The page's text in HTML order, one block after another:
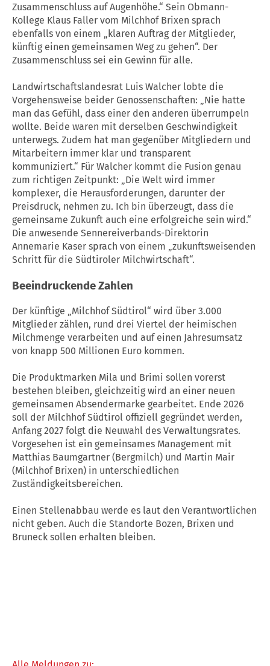
Zusammenschluss auf Augenhöhe.“ Sein Obmann-
Kollege Klaus Faller vom Milchhof Brixen sprach
ebenfalls von einem „klaren Auftrag der Mitglieder,
künftig einen gemeinsamen Weg zu gehen“. Der
Zusammenschluss sei ein Gewinn für alle.
Landwirtschaftslandesrat Luis Walcher lobte die
Vorgehensweise beider Genossenschaften: „Nie hatte
man das Gefühl, dass einer den anderen überrumpeln
wollte. Beide waren mit derselben Geschwindigkeit
unterwegs. Zudem hat man gegenüber Mitgliedern und
Mitarbeitern immer klar und transparent
kommuniziert.“ Für Walcher kommt die Fusion genau
zum richtigen Zeitpunkt: „Die Welt wird immer
komplexer, die Herausforderungen, darunter der
Preisdruck, nehmen zu. Ich bin überzeugt, dass die
gemeinsame Zukunft auch eine erfolgreiche sein wird.“
Die anwesende Sennereiverbands-Direktorin
Annemarie Kaser sprach von einem „zukunftsweisenden
Schritt für die Südtiroler Milchwirtschaft“.
Beeindruckende Zahlen
Der künftige „Milchhof Südtirol“ wird über 3.000
Mitglieder zählen, rund drei Viertel der heimischen
Milchmenge verarbeiten und auf einen Jahresumsatz
von knapp 500 Millionen Euro kommen.
Die Produktmarken Mila und Brimi sollen vorerst
bestehen bleiben, gleichzeitig wird an einer neuen
gemeinsamen Absendermarke gearbeitet. Ende 2026
soll der Milchhof Südtirol offiziell gegründet werden,
Anfang 2027 folgt die Neuwahl des Verwaltungsrates.
Vorgesehen ist ein gemeinsames Management mit
Matthias Baumgartner (Bergmilch) und Martin Mair
(Milchhof Brixen) in unterschiedlichen
Zuständigkeitsbereichen.
Einen Stellenabbau werde es laut den Verantwortlichen
nicht geben. Auch die Standorte Bozen, Brixen und
Bruneck sollen erhalten bleiben.